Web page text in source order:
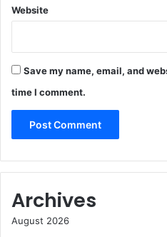
Website
Save my name, email, and
time I comment.
Archives
August 2026